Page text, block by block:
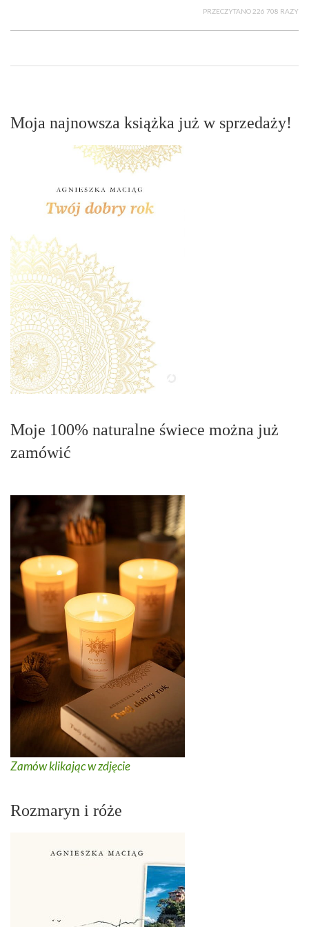
PRZECZYTANO 226 708 RAZY
Moja najnowsza książka już w sprzedaży!
Moje 100% naturalne świece można już
zamówić
Zamów klikając w zdjęcie
Rozmaryn i róże